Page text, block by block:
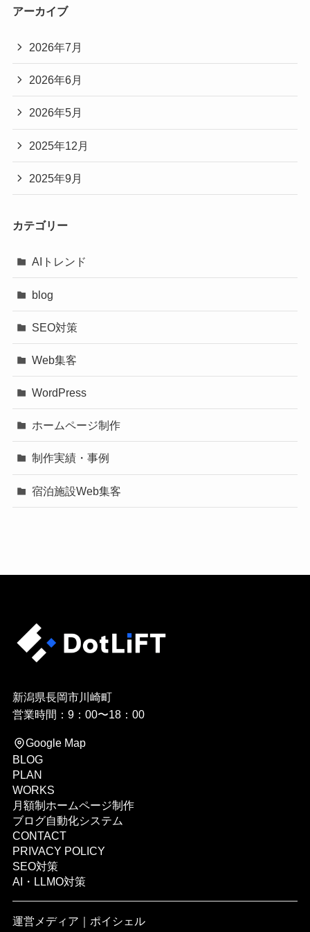
アーカイブ
2026年7月
2026年6月
2026年5月
2025年12月
2025年9月
カテゴリー
AIトレンド
blog
SEO対策
Web集客
WordPress
ホームページ制作
制作実績・事例
宿泊施設Web集客
新潟県長岡市川崎町
営業時間：9：00〜18：00
Google Map
BLOG
PLAN
WORKS
月額制ホームページ制作
ブログ自動化システム
CONTACT
PRIVACY POLICY
SEO対策
AI・LLMO対策
運営メディア｜ ポイシェル